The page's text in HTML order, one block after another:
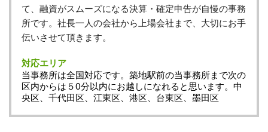
て、融資がスムーズになる決算・確定申告が自慢の事務
所です。社長一人の会社から上場会社まで、大切にお手
伝いさせて頂きます。
対応エリア
当事務所は全国対応です。築地駅前の当事務所まで次の
区内からは５0分以内にお越しになれると思います。中
央区、千代田区、江東区、港区、台東区、墨田区